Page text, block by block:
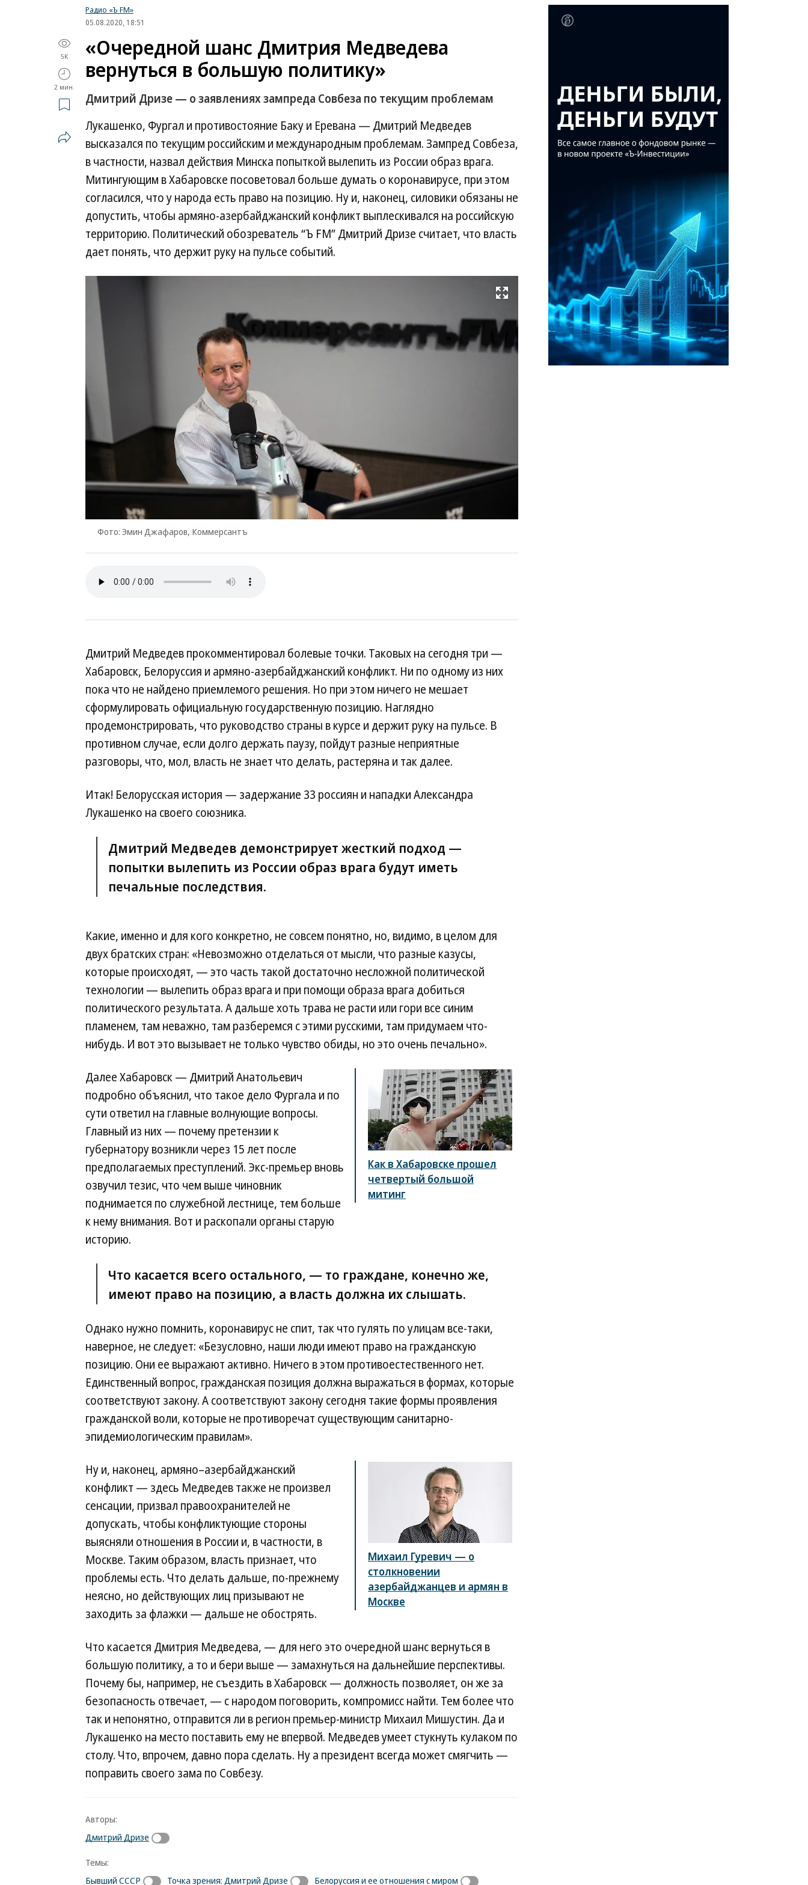
Радио «Ъ FM»
05.08.2020, 18:51
5K
2 мин.
«Очередной шанс Дмитрия Медведева
вернуться в большую политику»
Дмитрий Дризе — о заявлениях зампреда Совбеза по текущим проблемам
Лукашенко, Фургал и противостояние Баку и Еревана — Дмитрий Медведев
высказался по текущим российским и международным проблемам. Зампред Совбеза,
в частности, назвал действия Минска попыткой вылепить из России образ врага.
Митингующим в Хабаровске посоветовал больше думать о коронавирусе, при этом
согласился, что у народа есть право на позицию. Ну и, наконец, силовики обязаны не
допустить, чтобы армяно-азербайджанский конфликт выплескивался на российскую
территорию. Политический обозреватель “Ъ FM” Дмитрий Дризе считает, что власть
дает понять, что держит руку на пульсе событий.
Развернуть на весь экран
Фото: Эмин Джафаров, Коммерсантъ
Фото:
Эмин
Джафаров,
Коммерсантъ
Дмитрий Медведев прокомментировал болевые точки. Таковых на сегодня три —
Хабаровск, Белоруссия и армяно-азербайджанский конфликт. Ни по одному из них
пока что не найдено приемлемого решения. Но при этом ничего не мешает
сформулировать официальную государственную позицию. Наглядно
продемонстрировать, что руководство страны в курсе и держит руку на пульсе. В
противном случае, если долго держать паузу, пойдут разные неприятные
разговоры, что, мол, власть не знает что делать, растеряна и так далее.
Итак! Белорусская история — задержание 33 россиян и нападки Александра
Лукашенко на своего союзника.
Дмитрий Медведев демонстрирует жесткий подход —
попытки вылепить из России образ врага будут иметь
печальные последствия.
Какие, именно и для кого конкретно, не совсем понятно, но, видимо, в целом для
двух братских стран: «Невозможно отделаться от мысли, что разные казусы,
которые происходят, — это часть такой достаточно несложной политической
технологии — вылепить образ врага и при помощи образа врага добиться
политического результата. А дальше хоть трава не расти или гори все синим
пламенем, там неважно, там разберемся с этими русскими, там придумаем что-
нибудь. И вот это вызывает не только чувство обиды, но это очень печально».
Как в Хабаровске прошел
четвертый большой
митинг
Далее Хабаровск — Дмитрий Анатольевич
подробно объяснил, что такое дело Фургала и по
сути ответил на главные волнующие вопросы.
Главный из них — почему претензии к
губернатору возникли через 15 лет после
предполагаемых преступлений. Экс-премьер вновь
озвучил тезис, что чем выше чиновник
поднимается по служебной лестнице, тем больше
к нему внимания. Вот и раскопали органы старую
историю.
Что касается всего остального, — то граждане, конечно же,
имеют право на позицию, а власть должна их слышать.
Однако нужно помнить, коронавирус не спит, так что гулять по улицам все-таки,
наверное, не следует: «Безусловно, наши люди имеют право на гражданскую
позицию. Они ее выражают активно. Ничего в этом противоестественного нет.
Единственный вопрос, гражданская позиция должна выражаться в формах, которые
соответствуют закону. А соответствуют закону сегодня такие формы проявления
гражданской воли, которые не противоречат существующим санитарно-
эпидемиологическим правилам».
Михаил Гуревич — о
столкновении
азербайджанцев и армян в
Москве
Ну и, наконец, армяно–азербайджанский
конфликт — здесь Медведев также не произвел
сенсации, призвал правоохранителей не
допускать, чтобы конфликтующие стороны
выясняли отношения в России и, в частности, в
Москве. Таким образом, власть признает, что
проблемы есть. Что делать дальше, по-прежнему
неясно, но действующих лиц призывают не
заходить за флажки — дальше не обострять.
Что касается Дмитрия Медведева, — для него это очередной шанс вернуться в
большую политику, а то и бери выше — замахнуться на дальнейшие перспективы.
Почему бы, например, не съездить в Хабаровск — должность позволяет, он же за
безопасность отвечает, — с народом поговорить, компромисс найти. Тем более что
так и непонятно, отправится ли в регион премьер-министр Михаил Мишустин. Да и
Лукашенко на место поставить ему не впервой. Медведев умеет стукнуть кулаком по
столу. Что, впрочем, давно пора сделать. Ну а президент всегда может смягчить —
поправить своего зама по Совбезу.
Авторы:
Дмитрий Дризе
Темы:
Бывший СССР
Точка зрения: Дмитрий Дризе Белоруссия и ее отношения с миром